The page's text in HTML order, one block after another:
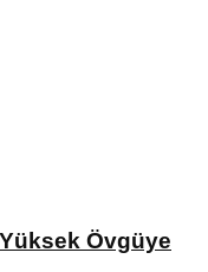
Övgüye